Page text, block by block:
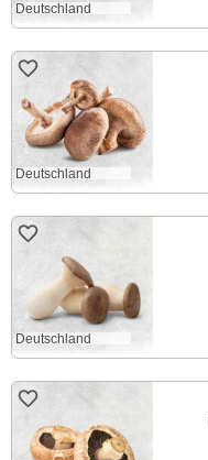
Deutschland
Deutschland
Deutschland